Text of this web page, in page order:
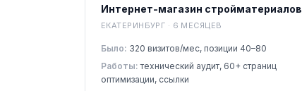
Интернет-магазин стройматериалов
ЕКАТЕРИНБУРГ · 6 МЕСЯЦЕВ
Было: 320 визитов/мес, позиции 40–80
Работы: технический аудит, 60+ страниц
оптимизации, ссылки